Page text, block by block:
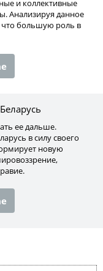
и коллективные
Анализируя данное
что большую роль в
ее дальше.
в силу своего
новую